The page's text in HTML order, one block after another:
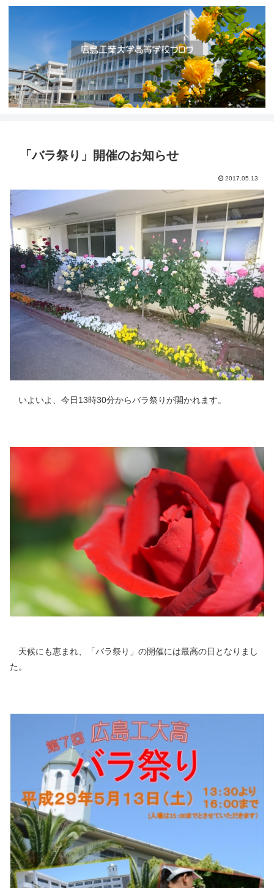
「バラ祭り」開催のお知らせ
2017.05.13
いよいよ、今日13時30分からバラ祭りが開かれます。
天候にも恵まれ、「バラ祭り」の開催には最高の日となりまし
た。